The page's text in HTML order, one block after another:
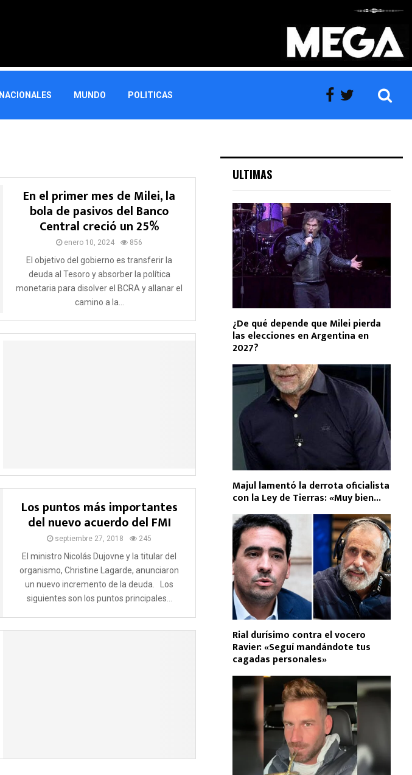
NACIONALES MUNDO POLITICAS
En el primer mes de Milei, la
bola de pasivos del Banco
Central creció un 25%
enero 10, 2024 856
El objetivo del gobierno es transferir la
deuda al Tesoro y absorber la política
monetaria para disolver el BCRA y allanar el
camino a la...
Los puntos más importantes
del nuevo acuerdo del FMI
septiembre 27, 2018 245
El ministro Nicolás Dujovne y la titular del
organismo, Christine Lagarde, anunciaron
un nuevo incremento de la deuda. Los
siguientes son los puntos principales...
ULTIMAS
¿De qué depende que Milei pierda
las elecciones en Argentina en
2027?
Majul lamentó la derrota oficialista
con la Ley de Tierras: «Muy bien...
Rial durísimo contra el vocero
Ravier: «Seguí mandándote tus
cagadas personales»